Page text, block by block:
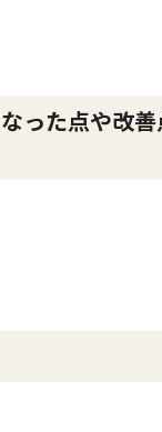
った点や改